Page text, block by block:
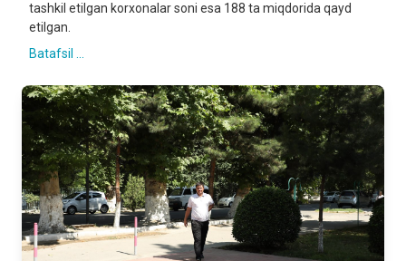
tashkil etilgan korxonalar soni esa 188 ta miqdorida qayd
etilgan.
Batafsil ...